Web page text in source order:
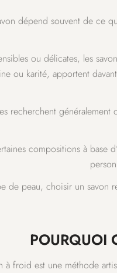
dépend souvent de ce
ou délicates, les
ou karité, apportent
recherchent
compositions à base
de peau, choisir un savon
POURQUOI
à froid est une méthode